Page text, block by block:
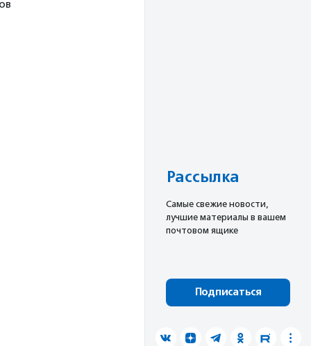
Рассылка
Cамые свежие новости,
лучшие материалы в вашем
почтовом ящике
Подписаться